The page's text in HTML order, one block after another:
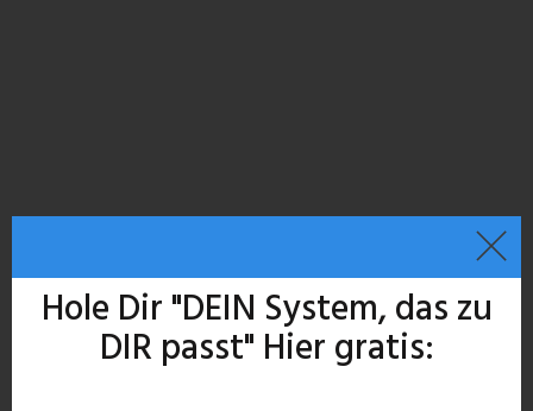
Hole Dir "DEIN System, das zu
DIR passt" Hier gratis: